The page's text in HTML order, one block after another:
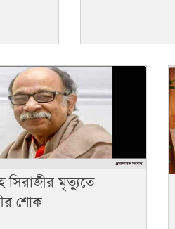
সিরাজীর মৃত্যুতে
শোক